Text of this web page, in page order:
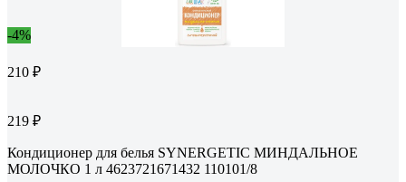
-4%
210 ₽
219 ₽
Кондиционер для белья SYNERGETIC МИНДАЛЬНОЕ
МОЛОЧКО 1 л 4623721671432 110101/8